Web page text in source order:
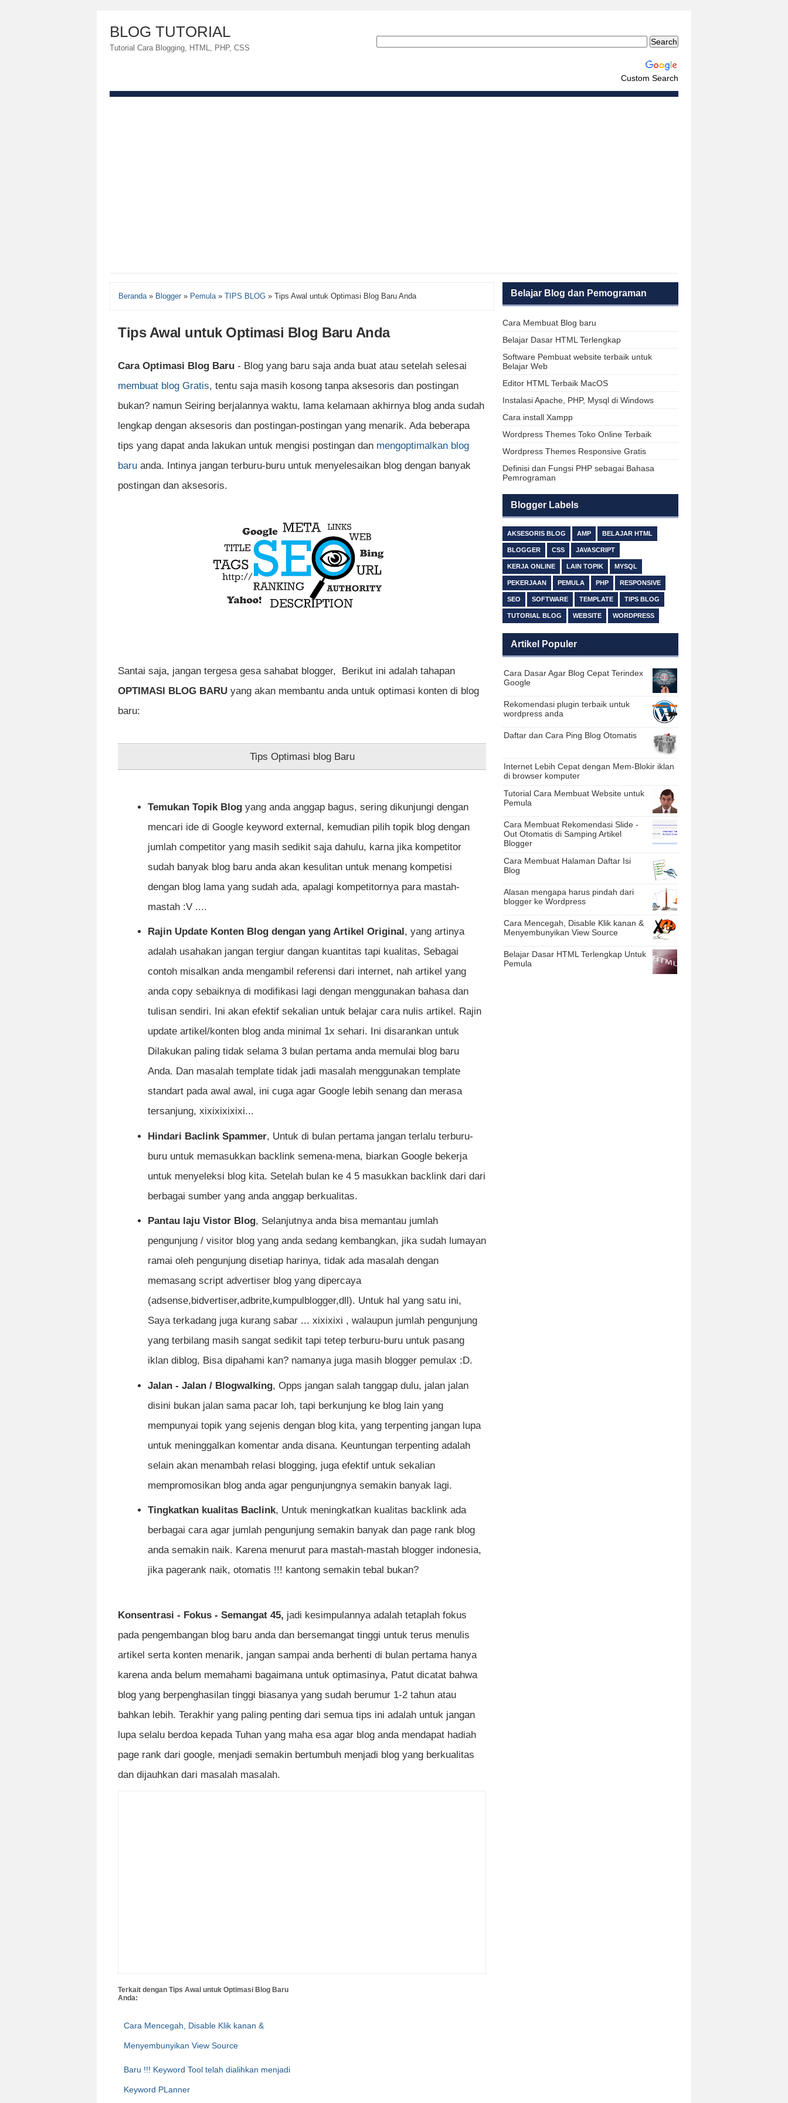
BLOG TUTORIAL
Tutorial Cara Blogging, HTML, PHP, CSS
Custom Search
Beranda» Blogger » Pemula» TIPS BLOG » Tips Awal untuk Optimasi Blog Baru Anda
Tips Awal untuk Optimasi Blog Baru Anda
Cara Optimasi Blog Baru - Blog yang baru saja anda buat atau setelah selesai
membuat blog Gratis, tentu saja masih kosong tanpa aksesoris dan postingan
bukan? namun Seiring berjalannya waktu, lama kelamaan akhirnya blog anda sudah
lengkap dengan aksesoris dan postingan-postingan yang menarik. Ada beberapa
tips yang dapat anda lakukan untuk mengisi postingan dan mengoptimalkan blog
baru anda. Intinya jangan terburu-buru untuk menyelesaikan blog dengan banyak
postingan dan aksesoris.
Santai saja, jangan tergesa gesa sahabat blogger, Berikut ini adalah tahapan
OPTIMASI BLOG BARU yang akan membantu anda untuk optimasi konten di blog
baru:
Tips Optimasi blog Baru
Temukan Topik Blog yang anda anggap bagus, sering dikunjungi dengan
mencari ide di Google keyword external, kemudian pilih topik blog dengan
jumlah competitor yang masih sedikit saja dahulu, karna jika kompetitor
sudah banyak blog baru anda akan kesulitan untuk menang kompetisi
dengan blog lama yang sudah ada, apalagi kompetitornya para mastah-
mastah :V ....
Rajin Update Konten Blog dengan yang Artikel Original, yang artinya
adalah usahakan jangan tergiur dangan kuantitas tapi kualitas, Sebagai
contoh misalkan anda mengambil referensi dari internet, nah artikel yang
anda copy sebaiknya di modifikasi lagi dengan menggunakan bahasa dan
tulisan sendiri. Ini akan efektif sekalian untuk belajar cara nulis artikel. Rajin
update artikel/konten blog anda minimal 1x sehari. Ini disarankan untuk
Dilakukan paling tidak selama 3 bulan pertama anda memulai blog baru
Anda. Dan masalah template tidak jadi masalah menggunakan template
standart pada awal awal, ini cuga agar Google lebih senang dan merasa
tersanjung, xixixixixixi...
Hindari Baclink Spammer, Untuk di bulan pertama jangan terlalu terburu-
buru untuk memasukkan backlink semena-mena, biarkan Google bekerja
untuk menyeleksi blog kita. Setelah bulan ke 4 5 masukkan backlink dari dari
berbagai sumber yang anda anggap berkualitas.
Pantau laju Vistor Blog, Selanjutnya anda bisa memantau jumlah
pengunjung / visitor blog yang anda sedang kembangkan, jika sudah lumayan
ramai oleh pengunjung disetiap harinya, tidak ada masalah dengan
memasang script advertiser blog yang dipercaya
(adsense,bidvertiser,adbrite,kumpulblogger,dll). Untuk hal yang satu ini,
Saya terkadang juga kurang sabar ... xixixixi , walaupun jumlah pengunjung
yang terbilang masih sangat sedikit tapi tetep terburu-buru untuk pasang
iklan diblog, Bisa dipahami kan? namanya juga masih blogger pemulax :D.
Jalan - Jalan / Blogwalking, Opps jangan salah tanggap dulu, jalan jalan
disini bukan jalan sama pacar loh, tapi berkunjung ke blog lain yang
mempunyai topik yang sejenis dengan blog kita, yang terpenting jangan lupa
untuk meninggalkan komentar anda disana. Keuntungan terpenting adalah
selain akan menambah relasi blogging, juga efektif untuk sekalian
mempromosikan blog anda agar pengunjungnya semakin banyak lagi.
Tingkatkan kualitas Baclink, Untuk meningkatkan kualitas backlink ada
berbagai cara agar jumlah pengunjung semakin banyak dan page rank blog
anda semakin naik. Karena menurut para mastah-mastah blogger indonesia,
jika pagerank naik, otomatis !!! kantong semakin tebal bukan?
Konsentrasi - Fokus - Semangat 45, jadi kesimpulannya adalah tetaplah fokus
pada pengembangan blog baru anda dan bersemangat tinggi untuk terus menulis
artikel serta konten menarik, jangan sampai anda berhenti di bulan pertama hanya
karena anda belum memahami bagaimana untuk optimasinya, Patut dicatat bahwa
blog yang berpenghasilan tinggi biasanya yang sudah berumur 1-2 tahun atau
bahkan lebih. Terakhir yang paling penting dari semua tips ini adalah untuk jangan
lupa selalu berdoa kepada Tuhan yang maha esa agar blog anda mendapat hadiah
page rank dari google, menjadi semakin bertumbuh menjadi blog yang berkualitas
dan dijauhkan dari masalah masalah.
Terkait dengan Tips Awal untuk Optimasi Blog Baru
Anda:
Cara Mencegah, Disable Klik kanan &
Menyembunyikan View Source
Baru !!! Keyword Tool telah dialihkan menjadi
Keyword PLanner
Belajar Blog dan Pemograman
Cara Membuat Blog baru
Belajar Dasar HTML Terlengkap
Software Pembuat website terbaik untuk
Belajar Web
Editor HTML Terbaik MacOS
Instalasi Apache, PHP, Mysql di Windows
Cara install Xampp
Wordpress Themes Toko Online Terbaik
Wordpress Themes Responsive Gratis
Definisi dan Fungsi PHP sebagai Bahasa
Pemrograman
Blogger Labels
AKSESORIS BLOG AMP BELAJAR HTML
BLOGGER CSS JAVASCRIPT
KERJA ONLINE LAIN TOPIK MYSQL
PEKERJAAN PEMULA PHP RESPONSIVE
SEO SOFTWARE TEMPLATE TIPS BLOG
TUTORIAL BLOG WEBSITE WORDPRESS
Artikel Populer
Cara Dasar Agar Blog Cepat Terindex
Google
Rekomendasi plugin terbaik untuk
wordpress anda
Daftar dan Cara Ping Blog Otomatis
Internet Lebih Cepat dengan Mem-Blokir iklan
di browser komputer
Tutorial Cara Membuat Website untuk
Pemula
Cara Membuat Rekomendasi Slide -
Out Otomatis di Samping Artikel
Blogger
Cara Membuat Halaman Daftar Isi
Blog
Alasan mengapa harus pindah dari
blogger ke Wordpress
Cara Mencegah, Disable Klik kanan &
Menyembunyikan View Source
Belajar Dasar HTML Terlengkap Untuk
Pemula